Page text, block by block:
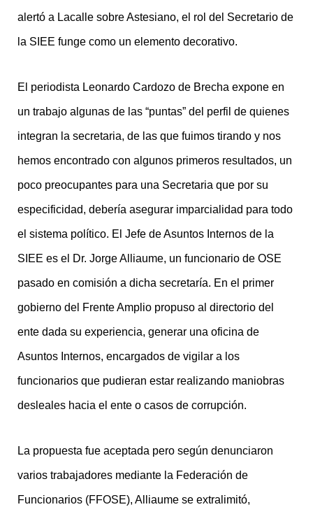
alertó a Lacalle sobre Astesiano, el rol del Secretario de
la SIEE funge como un elemento decorativo.
El periodista Leonardo Cardozo de Brecha expone en
un trabajo algunas de las “puntas” del perfil de quienes
integran la secretaria, de las que fuimos tirando y nos
hemos encontrado con algunos primeros resultados, un
poco preocupantes para una Secretaria que por su
especificidad, debería asegurar imparcialidad para todo
el sistema político. El Jefe de Asuntos Internos de la
SIEE es el Dr. Jorge Alliaume, un funcionario de OSE
pasado en comisión a dicha secretaría. En el primer
gobierno del Frente Amplio propuso al directorio del
ente dada su experiencia, generar una oficina de
Asuntos Internos, encargados de vigilar a los
funcionarios que pudieran estar realizando maniobras
desleales hacia el ente o casos de corrupción.
La propuesta fue aceptada pero según denunciaron
varios trabajadores mediante la Federación de
Funcionarios (FFOSE), Alliaume se extralimitó,